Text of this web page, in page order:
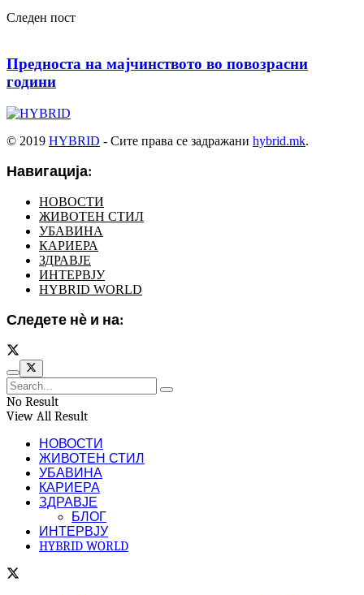
Следен пост
Предноста на мајчинството во повозрасни
години
© 2019 HYBRID - Сите права се задражани hybrid.mk.
Навигација:
НОВОСТИ
ЖИВОТЕН СТИЛ
УБАВИНА
КАРИЕРА
ЗДРАВЈЕ
ИНТЕРВЈУ
HYBRID WORLD
Следете нѐ и на:
No Result
View All Result
НОВОСТИ
ЖИВОТЕН СТИЛ
УБАВИНА
КАРИЕРА
ЗДРАВЈЕ
БЛОГ
ИНТЕРВЈУ
HYBRID WORLD